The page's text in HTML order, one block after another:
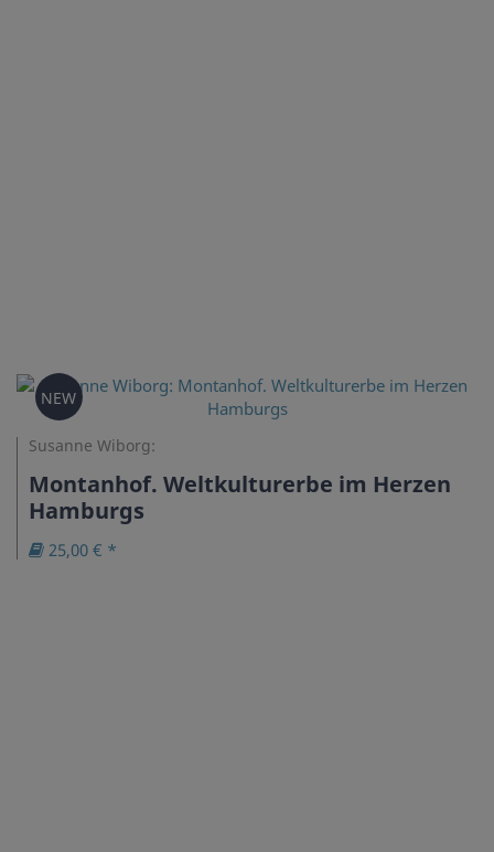
NEW
Susanne Wiborg:
Montanhof. Weltkulturerbe im Herzen
Hamburgs
25,00 € *